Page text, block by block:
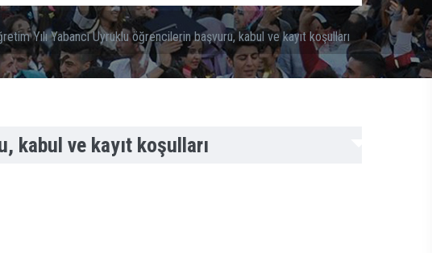
Yılı Yabancı Uyruklu öğrencilerin başvuru, kabul ve kayıt koşulları
kabul ve kayıt koşulları